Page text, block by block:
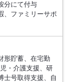
分にて付与
、ファミリーサポ
形貯蓄、在宅勤
・介護支援、研
士号取得支援、自